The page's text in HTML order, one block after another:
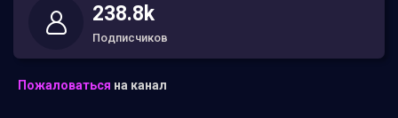
238.8k
Подписчиков
Пожаловаться на канал